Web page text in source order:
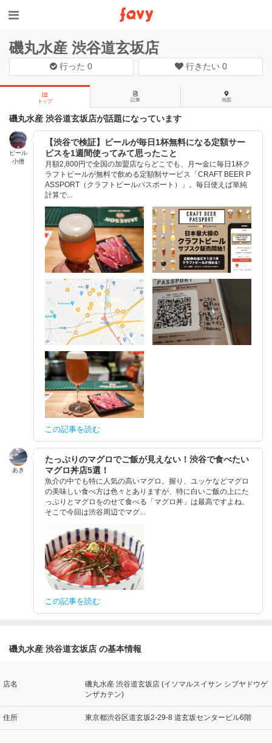
磯丸水産 渋谷道玄坂店
行った0 行きたい 0
トップ 記事 地図
磯丸水産 渋谷道玄坂店が話題になっています
ビール
小僧
【渋谷で検証】ビールが毎日1杯無料になる定額サー
ビスを1週間使ってみて思ったこと
月額2,800円で全国の加盟店ならどこでも、月〜金に毎日1杯ク
ラフトビールが無料で飲める定額制サービス「CRAFT BEER P
ASSPORT（クラフトビールパスポート）」。毎日使えば単純
計算で...
この記事を読む
あき
たっぷりのマグロでご飯が見えない！渋谷で食べたい
マグロ丼店5選！
魚介の中でも特に人気の高いマグロ。握り、ユッケなどマグロ
の美味しい食べ方は色々とありますが、特に白いご飯の上にた
っぷりとマグロをのせて食べる「マグロ丼」は最高ですよね。
そこで今回は渋谷周辺でマグ...
この記事を読む
磯丸水産 渋谷道玄坂店 の基本情報
店名
磯丸水産 渋谷道玄坂店 (イソマルスイサン シブヤドウゲ
ンザカテン)
住所 東京都渋谷区道玄坂2-29-8 道玄坂センタービル6階